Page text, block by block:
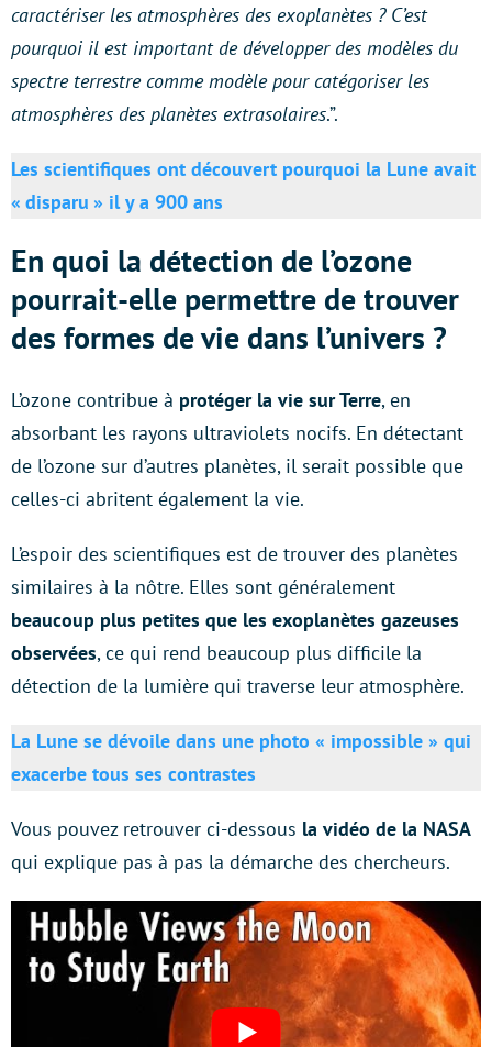
caractériser les atmosphères des exoplanètes ? C’est
pourquoi il est important de développer des modèles du
spectre terrestre comme modèle pour catégoriser les
atmosphères des planètes extrasolaires.”.
Les scientifiques ont découvert pourquoi la Lune avait
« disparu » il y a 900 ans
En quoi la détection de l’ozone
pourrait-elle permettre de trouver
des formes de vie dans l’univers ?
L’ozone contribue à protéger la vie sur Terre, en
absorbant les rayons ultraviolets nocifs. En détectant
de l’ozone sur d’autres planètes, il serait possible que
celles-ci abritent également la vie.
L’espoir des scientifiques est de trouver des planètes
similaires à la nôtre. Elles sont généralement
beaucoup plus petites que les exoplanètes gazeuses
observées, ce qui rend beaucoup plus difficile la
détection de la lumière qui traverse leur atmosphère.
La Lune se dévoile dans une photo « impossible » qui
exacerbe tous ses contrastes
Vous pouvez retrouver ci-dessous la vidéo de la NASA
qui explique pas à pas la démarche des chercheurs.